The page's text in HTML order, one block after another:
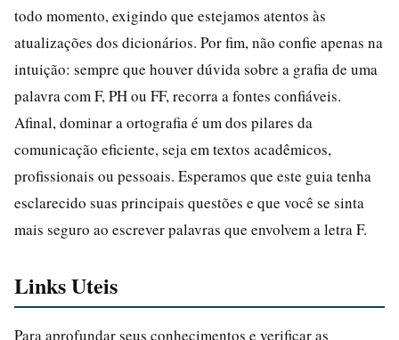
todo momento, exigindo que estejamos atentos às
atualizações dos dicionários. Por fim, não confie apenas na
intuição: sempre que houver dúvida sobre a grafia de uma
palavra com F, PH ou FF, recorra a fontes confiáveis.
Afinal, dominar a ortografia é um dos pilares da
comunicação eficiente, seja em textos acadêmicos,
profissionais ou pessoais. Esperamos que este guia tenha
esclarecido suas principais questões e que você se sinta
mais seguro ao escrever palavras que envolvem a letra F.
Links Uteis
Para aprofundar seus conhecimentos e verificar as